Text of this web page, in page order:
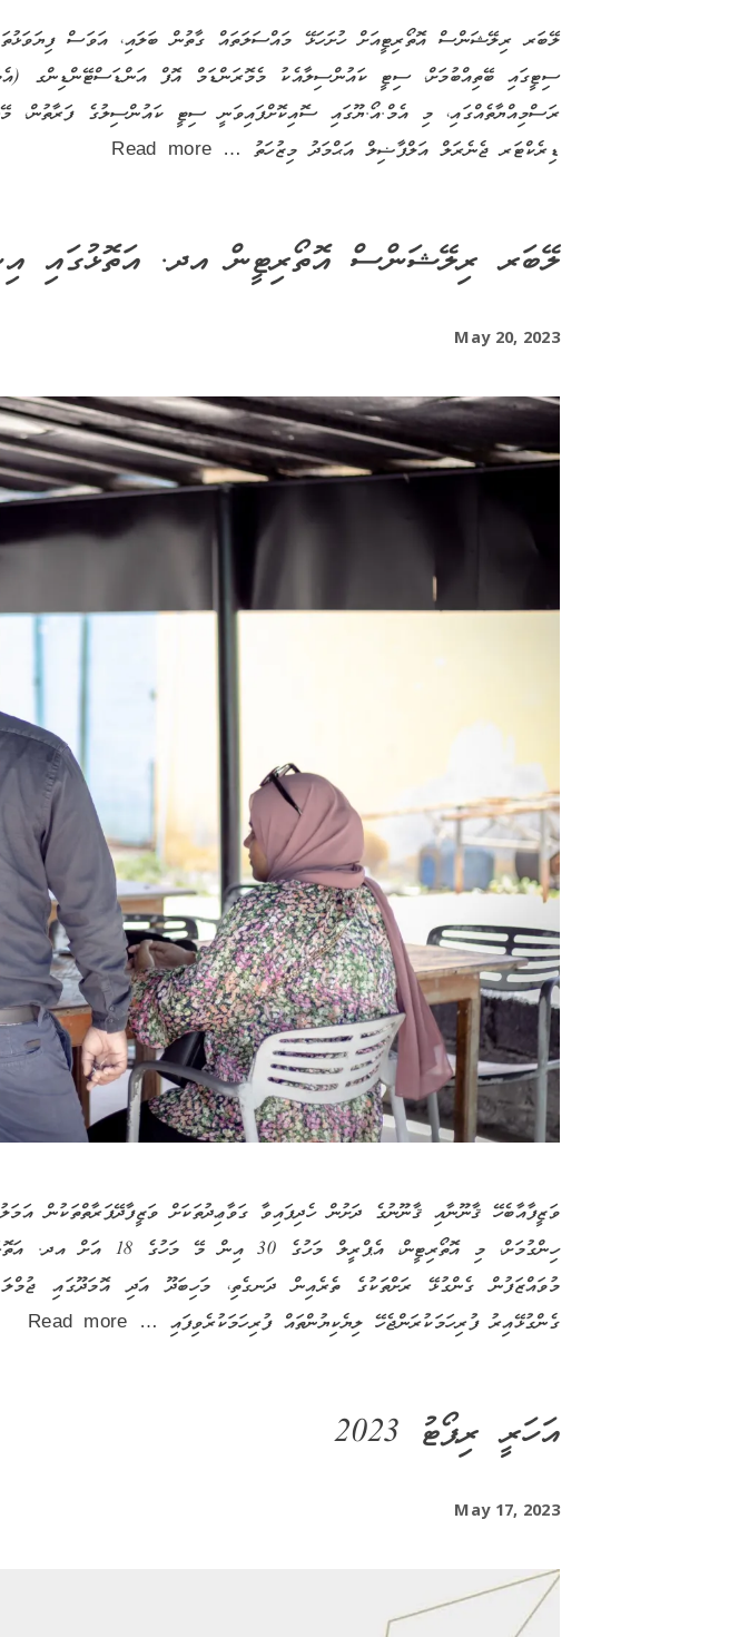
ލޭބަރ ރިލޭޝަންސް އޮތޯރިޓީއަށް ހުށަހަޅޭ މައްސަލަތައް ގާތުން ބަލައި، އަވަސް
ސިޓީގައި ބޭތިއްބުމަށް، ސިޓީ ކައުންސިލާއެކު މެމޮރަންޑަމް އޮފް އަންޑަސްޓޭންޑިންގ
ރަސްމިއްޔާތެއްގައި، މި އެމް.އޯ.ޔޫގައި ސޮއިކޮށްފައިވަނީ ސިޓީ ކައުންސިލުގެ
ޑިރެކްޓަރ ޖެނެރަލް އަލްފާޟިލް އަޙްމަދު މިޒުހަތު … Read more
ލޭބަރ ރިލޭޝަންސް އޮތޯރިޓީން އދ. އަތޮޅުގައި
May 20, 2023
ވަޒީފާއާބެހޭ ޤާނޫނާއި ޤާނޫނުގެ ދަށުން ހެދިފައިވާ ގަވާޢިދުތަކަށް ވަޒީފާދޭފަރާތްތަކުން
ހިންގުމަށް، މި
ގެންގުޅޭއިރު ފުރިހަމަކުރަންޖެހޭ ލިޔެކިޔުންތައް ފުރިހަމަކުރެވިފައި … Read more
އަހަރީ ރިޕޯޓު 2023
May 17, 2023